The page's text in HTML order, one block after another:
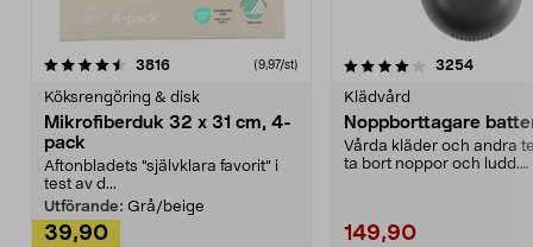
3816recensioner (9,97/st)
Köksrengöring & disk
Mikrofiberduk 32 x 31 cm, 4-
pack
Aftonbladets "självklara favorit” i
test av d...
Utförande: Grå/beige
39,90
4.0av 5 stjärnor 3254
Klädvård
Noppborttagare
Vårda kläder och andra
ta bort noppor och ludd.
149,90
4.5av 5 stjärnor